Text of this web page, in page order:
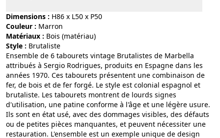
Dimensions : H86 x L50 x P50
Couleur :
marron
Matériaux :
bois (matériau)
Style :
brutaliste
Ensemble de 6 tabourets vintage Brutalistes de Marbella
attribués à Sergio Rodrigues, produits en Espagne dans les
années 1970. Ces tabourets présentent une combinaison de
fer, de bois et de fer forgé. Le style est colonial espagnol et
brutaliste. Les tabourets montrent de lourds signes
d'utilisation, une patine conforme à l'âge et une légère usure.
Ils sont en état usé, avec des dommages visibles, des défauts
ou de petites pièces manquantes, et peuvent nécessiter une
restauration. L'ensemble est un exemple unique de design